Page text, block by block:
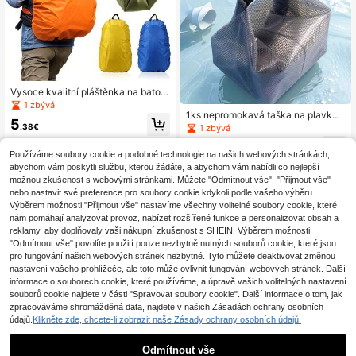
Vysoce kvalitní pláštěnka na batoh,
vhodná pro velkokapacitní batohy
o objemu 30-40 l, prachotěsná a pr
oti krádeži, vhodná pro cyklistiku, t
uristiku, kempování, cestování a dal
ší outdoorové aktivity, ultralehká a
skládací venkovní turistika, kempo
vání, prachotěsná a vodotěsná ochr
anná plachta vhodná pro batohy o
objemu 30-40 l
1 zbývá
5.38€
1ks nepromokavá taška na plavky,
oddělená taška z oxfordské tkaniny
pro suché a mokré nošení s rukojetí
a zipem, nepromokavá taška na obl
ečení na cestování, do posilovny, n
a pláž
1 zbývá
4 .94€
Používáme soubory cookie a podobné technologie na našich webových stránkách,
abychom vám poskytli službu, kterou žádáte, a abychom vám nabídli co nejlepší
možnou zkušenost s webovými stránkami. Můžete "Odmítnout vše", "Přijmout vše"
nebo nastavit své preference pro soubory cookie kdykoli podle vašeho výběru.
Výběrem možnosti "Přijmout vše" nastavíme všechny volitelné soubory cookie, které
nám pomáhají analyzovat provoz, nabízet rozšířené funkce a personalizovat obsah a
reklamy, aby doplňovaly vaši nákupní zkušenost s SHEIN. Výběrem možnosti
"Odmítnout vše" povolíte použití pouze nezbytně nutných souborů cookie, které jsou
pro fungování našich webových stránek nezbytné. Tyto můžete deaktivovat změnou
nastavení vašeho prohlížeče, ale toto může ovlivnit fungování webových stránek. Další
informace o souborech cookie, které používáme, a úpravě vašich volitelných nastavení
souborů cookie najdete v části "Spravovat soubory cookie". Další informace o tom, jak
zpracováváme shromážděná data, najdete v našich Zásadách ochrany osobních
údajů. Klikněte zde, chcete-li zobrazit naše Zásady ochrany osobních údajů.
Odmítnout vše